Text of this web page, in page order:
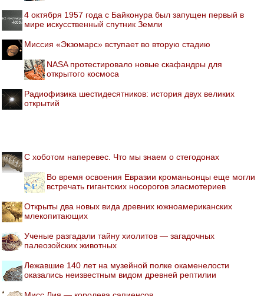
4 октября 1957 года с Байконура был запущен первый в
мире искусственный спутник Земли
Миссия «Экзомарс» вступает во вторую стадию
NASA протестировало новые скафандры для
открытого космоса
Радиофизика шестидесятников: история двух великих
открытий
С хоботом наперевес. Что мы знаем о стегодонах
Во время освоения Евразии кроманьонцы еще могли
встречать гигантских носорогов эласмотериев
Открыты два новых вида древних южноамериканских
млекопитающих
Ученые разгадали тайну хиолитов — загадочных
палеозойских животных
Лежавшие 140 лет на музейной полке окаменелости
оказались неизвестным видом древней рептилии